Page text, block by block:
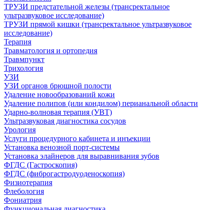
ТРУЗИ предстательной железы (трансректальное
ультразвуковое исследование)
ТРУЗИ прямой кишки (трансректальное ультразвуковое
исследование)
Терапия
Травматология и ортопедия
Травмпункт
Трихология
УЗИ
УЗИ органов брюшной полости
Удаление новообразований кожи
Удаление полипов (или кондилом) перианальной области
Ударно-волновая терапия (УВТ)
Ультразвуковая диагностика сосудов
Урология
Услуги процедурного кабинета и инъекции
Установка венозной порт-системы
Установка элайнеров для выравнивания зубов
ФГДС (Гастроскопия)
ФГДС (фиброгастродуоденоскопия)
Физиотерапия
Флебология
Фониатрия